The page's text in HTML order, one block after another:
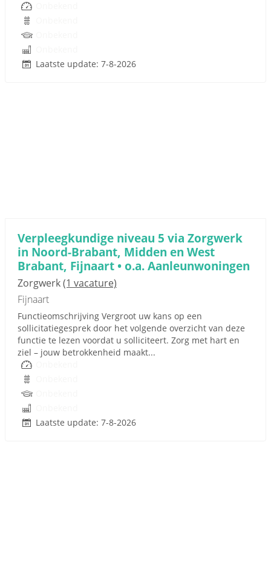
Laatste update: 7-8-2026
Verpleegkundige niveau 5 via Zorgwerk
in Noord-Brabant, Midden en West
Brabant, Fijnaart • o.a. Aanleunwoningen
Zorgwerk(1 vacature)
Fijnaart
Functieomschrijving Vergroot uw kans op een
sollicitatiegesprek door het volgende overzicht van deze
functie te lezen voordat u solliciteert. Zorg met hart en
ziel – jouw betrokkenheid maakt...
Laatste update: 7-8-2026